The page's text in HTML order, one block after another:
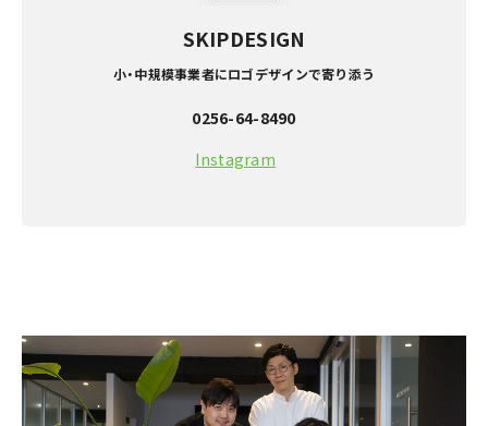
SKIPDESIGN
小・中規模事業者にロゴデザインで寄り添う
0256-64-8490
Instagram